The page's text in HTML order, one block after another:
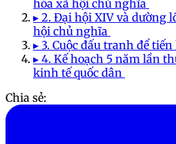
hóa xã hội chủ nghĩa
▸ 2. Đại hội XIV và dường
hội chủ nghĩa
▸ 3. Cuộc đấu tranh để
▸ 4. Kế hoạch 5 năm lần
kinh tế quốc dân
Chia sẻ: